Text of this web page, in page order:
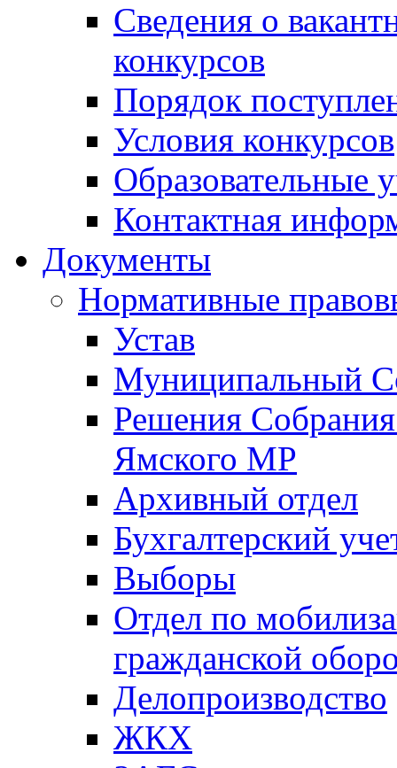
Сведения о
конкурсов
Порядок
Условия конкурсов
Образовательные
Контактная
Документы
Нормативные
Устав
Муниципальный
Решения
Ямского МР
Архивный отдел
Бухгалтерский
Выборы
Отдел по
гражданской
Делопроизводство
ЖКХ